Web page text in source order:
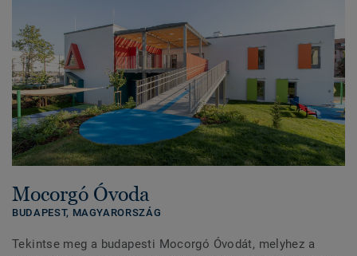
Mocorgó Óvoda
BUDAPEST, MAGYARORSZÁG
Tekintse meg a budapesti Mocorgó Óvodát, melyhez a